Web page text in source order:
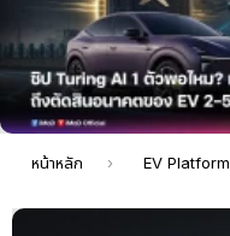
ล่าสุด
คุณอยู่ที่นี่:
หน้าหลัก EV Platform